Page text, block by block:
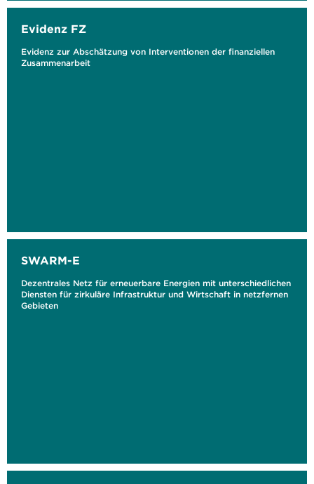
Evidenz FZ
Evidenz zur Abschätzung von Interventionen der finanziellen
Zusammenarbeit
SWARM-E
Dezentrales Netz für erneuerbare Energien mit unterschiedlichen
Diensten für zirkuläre Infrastruktur und Wirtschaft in netzfernen
Gebieten